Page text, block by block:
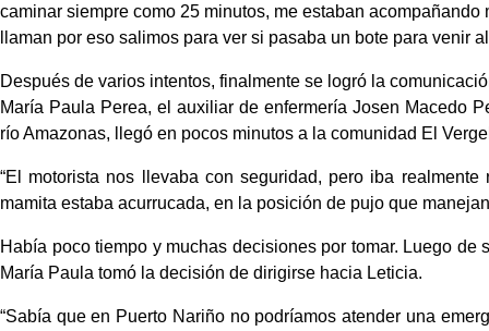
caminar siempre como 25 minutos, me estaban
llaman por eso salimos para ver si pasaba un bote para venir
Después de varios intentos, finalmente se logró la
María Paula Perea, el auxiliar de enfermería Josen Macedo
río Amazonas, llegó en pocos minutos a la comunidad El
“El motorista nos llevaba con seguridad, pero iba
mamita estaba acurrucada, en la posición de pujo que
Había poco tiempo y muchas decisiones por tomar. Luego
María Paula tomó la decisión de dirigirse hacia Leticia.
“Sabía que en Puerto Nariño no podríamos atender una